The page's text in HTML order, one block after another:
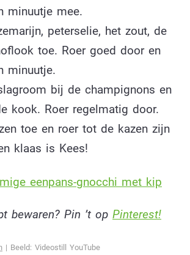
minuutje mee.
peterselie, het zout, de
toe. Roer goed door en
minuutje.
bij de champignons en
kook. Roer regelmatig door.
toe en roer tot de kazen zijn
klaas is Kees!
eenpans-gnocchi met kip
bewaren? Pin ’t op Pinterest!
| Beeld: Videostill YouTube